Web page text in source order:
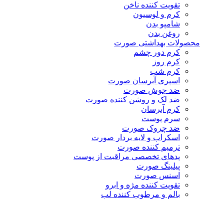
تقویت کننده ناخن
کرم و لوسیون
شامپو بدن
روغن بدن
محصولات بهداشتی صورت
کرم دور چشم
کرم روز
کرم شب
اسپری آبرسان صورت
ضد جوش صورت
ضد لک و روشن کننده صورت
کرم آبرسان
سرم پوست
ضد چروک صورت
اسکراب و لایه بردار صورت
ترمیم کننده صورت
پدهای تخصصی مراقبت از پوست
پیلینگ صورت
اسنس صورت
تقویت کننده مژه و ابرو
بالم و مرطوب کننده لب